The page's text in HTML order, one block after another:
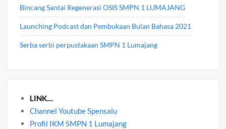
Bincang Santai Regenerasi OSIS SMPN 1 LUMAJANG
Launching Podcast dan Pembukaan Bulan Bahasa 2021
Serba serbi perpustakaan SMPN 1 Lumajang
LINK....
Channel Youtube Spensalu
Profil IKM SMPN 1 Lumajang